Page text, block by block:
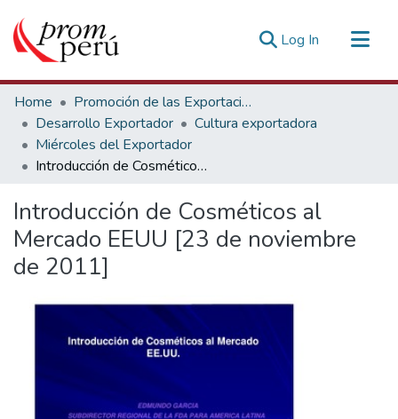
Log In (current)
Communities & Collections
All of DSpace
Statistics
Estadísticas Externas
Home
Promoción de las Exportaciones
Desarrollo Exportador
Cultura exportadora
Miércoles del Exportador
Introducción de Cosméticos al Mercado EEUU [23 de noviembre de 2011]
Introducción de Cosméticos al
Mercado EEUU [23 de noviembre
de 2011]